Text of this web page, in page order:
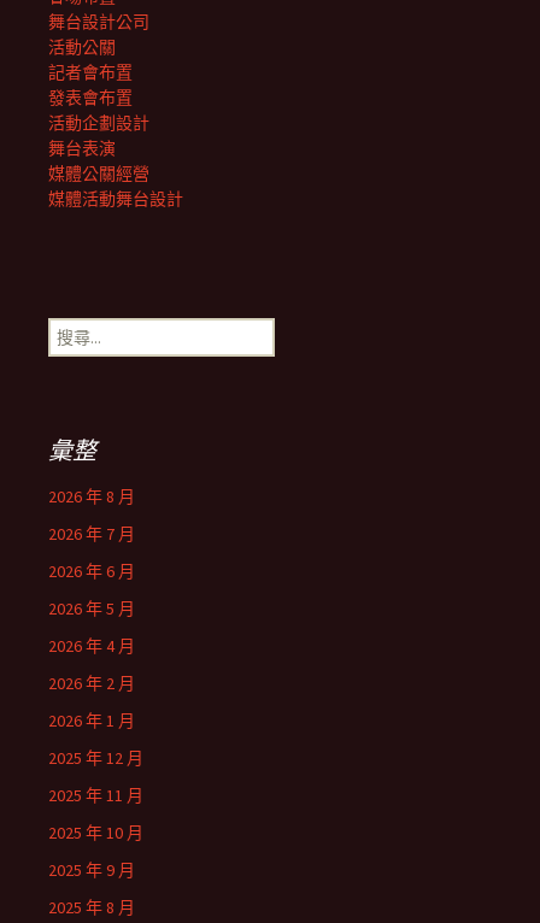
舞台設計公司
活動公關
記者會布置
發表會布置
活動企劃設計
舞台表演
媒體公關經營
媒體活動舞台設計
搜
尋
彙整
2026 年 8 月
2026 年 7 月
2026 年 6 月
2026 年 5 月
2026 年 4 月
2026 年 2 月
2026 年 1 月
2025 年 12 月
2025 年 11 月
2025 年 10 月
2025 年 9 月
2025 年 8 月